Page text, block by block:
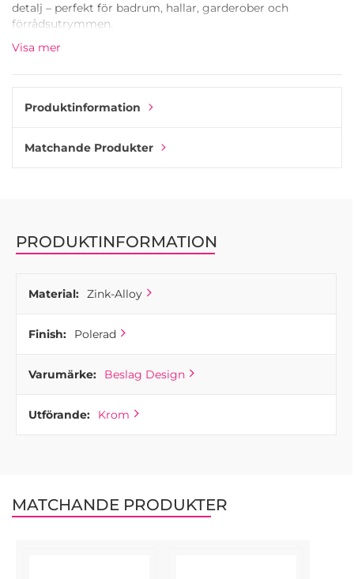
detalj – perfekt för badrum, hallar, garderober och
förrådsutrymmen.
Kroken är tillverkad av hållbart metall med en högkvalitativ
kompakta designen säkerställer att handdukar, badrockar,
Visa mer
Produktinformation
Matchande Produkter
PRODUKTINFORMATION
Material: Zink-Alloy
Finish: Polerad
Varumärke: Beslag Design
Utförande: Krom
MATCHANDE PRODUKTER